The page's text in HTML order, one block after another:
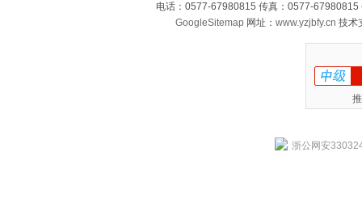
电话：0577-67980815 传真：0577-
GoogleSitemap 网址： www.yzjbfy.cn 技术
浙公网安